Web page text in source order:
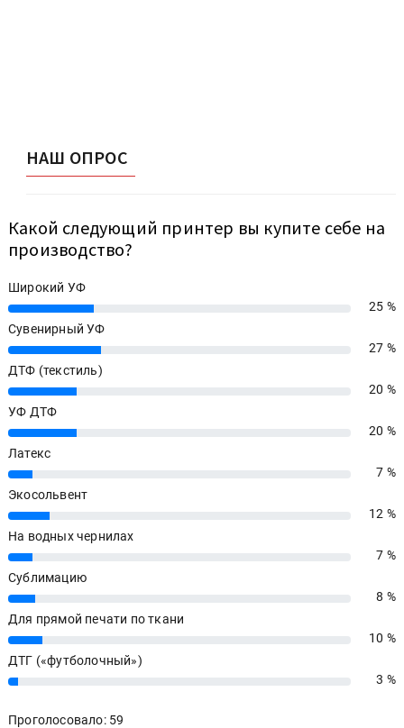
НАШ ОПРОС
Какой следующий принтер вы купите себе на
производство?
Широкий УФ
25%
25 %
Сувенирный УФ
27%
27 %
ДТФ (текстиль)
20%
20 %
УФ ДТФ
20%
20 %
Латекс
7%
7 %
Экосольвент
12%
12 %
На водных чернилах
7%
7 %
Сублимацию
8%
8 %
Для прямой печати по ткани
10%
10 %
ДТГ («футболочный»)
3% 3 %
Проголосовало: 59